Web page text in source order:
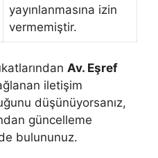
yayınlanmasına izin
vermemiştir.
Av. Eşref
iletişim
düşünüyorsanız,
güncelleme
bulununuz.